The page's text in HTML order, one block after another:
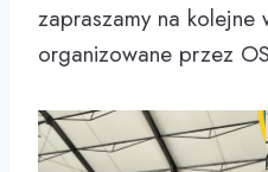
zapraszamy na kolejne
organizowane przez